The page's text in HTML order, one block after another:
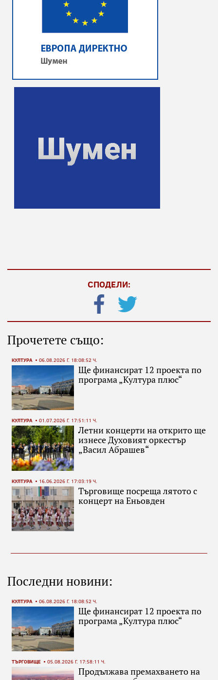
СПОДЕЛИ:
Прочетете също:
КУЛТУРА 06.08.2026 Г. 18:08:52 Ч.
Ще финансират 12 проекта по
програма „Култура плюс“
КУЛТУРА 01.07.2026 Г. 17:51:11 Ч.
Летни концерти на открито ще
изнесе Духовият оркестър
„Васил Абрашев“
КУЛТУРА 16.06.2026 Г. 17:03:19 Ч.
Търговище посреща лятото с
концерт на Еньовден
Последни новини:
КУЛТУРА 06.08.2026 Г. 18:08:52 Ч.
Ще финансират 12 проекта по
програма „Култура плюс“
ТЪРГОВИЩЕ 05.08.2026 Г. 17:58:11 Ч.
Продължава премахването на